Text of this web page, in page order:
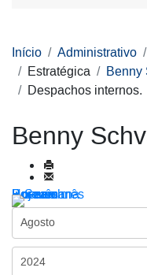
Início Administrativo
Estratégica
Benny
Despachos internos.
Benny
Por ano
Por mês
Por semana
Hoje
Ir para o mês